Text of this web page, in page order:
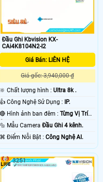
Đầu Ghi Kbvision KX-
CAi4K8104N2-I2
Giá Bán: LIÊN HỆ
Giá gốc: 3,940,000 ₫
🔆 Chất lượng hình :Ultra 8k .
👍 Công Nghệ Sử Dụng : IP.
🔴 Hình ảnh ban đêm :Từng Vị Trí
Camera .
🔩 Mẫu CameraĐầu Ghi 4 kênh.
️⌘ Điểm Nỗi Bật :Công Nghệ AI.
3251